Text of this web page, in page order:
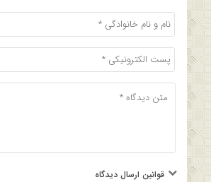
قوانین ارسال دیدگاه